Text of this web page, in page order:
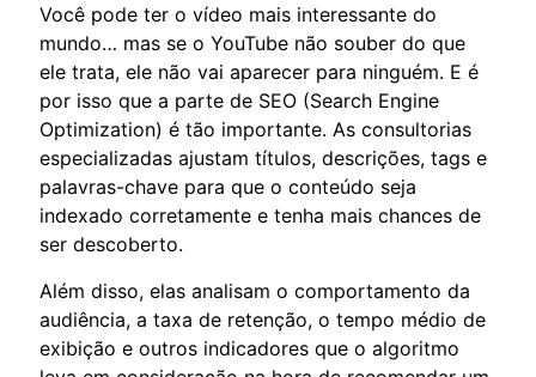
Você pode ter o vídeo mais interessante do
mundo… mas se o YouTube não souber do que
ele trata, ele não vai aparecer para ninguém. E é
por isso que a parte de SEO (Search Engine
Optimization) é tão importante. As consultorias
especializadas ajustam títulos, descrições, tags e
palavras-chave para que o conteúdo seja
indexado corretamente e tenha mais chances de
ser descoberto.
Além disso, elas analisam o comportamento da
audiência, a taxa de retenção, o tempo médio de
exibição e outros indicadores que o algoritmo